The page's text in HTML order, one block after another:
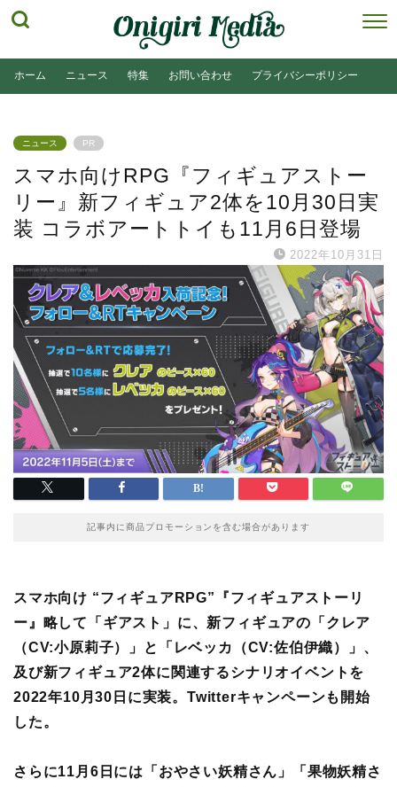
ホーム ニュース 特集 お問い合わせ プライバシーポリシー
ニュース PR
スマホ向けRPG『フィギュアストー
リー』新フィギュア2体を10月30日実
装 コラボアートトイも11月6日登場
2022年10月31日
記事内に商品プロモーションを含む場合があります
スマホ向け “フィギュアRPG”『フィギュアストーリ
ー』略して「ギアスト」に、新フィギュアの「クレア
（CV:小原莉子）」と「レベッカ（CV:佐伯伊織）」、
及び新フィギュア2体に関連するシナリオイベントを
2022年10月30日に実装。Twitterキャンペーンも開始
した。
さらに11月6日には「おやさい妖精さん」「果物妖精さ